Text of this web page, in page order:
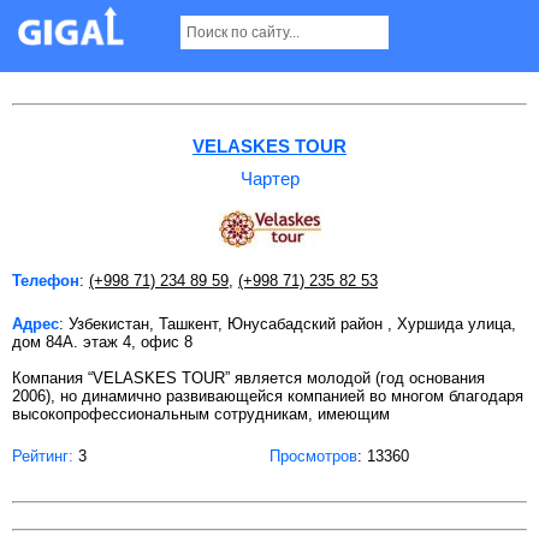
Чартер в Ташкенте Страница 3
VELASKES TOUR
Чартер
Телефон: (+998 71) 234 89 59 (+998 71) 235 82 53
Адрес: Узбекистан, Ташкент, Юнусабадский район , Хуршида улица,
дом 84А. этаж 4, офис 8
Компания “VELASKES TOUR” является молодой (год основания
2006), но динамично развивающейся компанией во многом благодаря
высокопрофессиональным сотрудникам, имеющим
Рейтинг: 3 Просмотров: 13360